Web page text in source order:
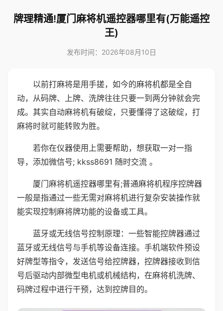
牌理精通!厦门麻将机遥控器哪里有(万能遥控
王)
发布时间：2026年08月10日
以前打麻将是用手搓，如今的麻将机都是全自
动，从码牌、上牌、洗牌往往只要一到两分钟就会完
成。其实自动麻将机有破绽，只要懂得了这破绽，打
麻将时就可能转败为胜。
若你在仪器使用上需要帮助，想获取一对一指
导，添加微信号; kkss8691 随时交流 。
厦门麻将机遥控器哪里有;普通麻将机程序控牌器
一般是指通过一些无需对麻将机进行复杂安装操作就
能实现控制麻将牌功能的设备或工具。
蓝牙或无线信号控制原理：一些智能控牌器通过
蓝牙或无线信号与手机等设备连接。手机端软件预设
好牌型等指令，发送信号给控牌器，控牌器接收到信
号后驱动内部微型电机或机械结构，在麻将机洗牌、
码牌过程中进行干预，达到控牌目的。